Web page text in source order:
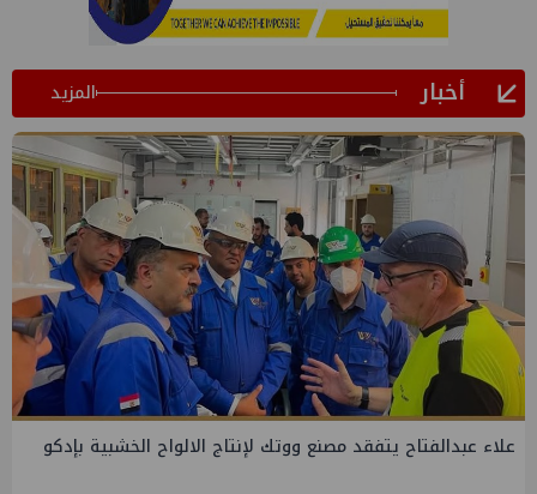
أخبار المزيد
جنوب الوادي تنظم لقاء توعوي حول إدارة الأزمات